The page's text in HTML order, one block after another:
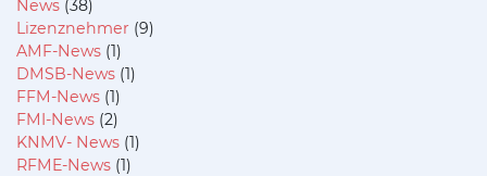
News (38)
Lizenznehmer (9)
AMF-News (1)
DMSB-News (1)
FFM-News (1)
FMI-News (2)
KNMV- News (1)
RFME-News (1)